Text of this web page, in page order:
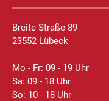
Breite Straße 89
23552 Lübeck
Mo - Fr: 09 - 19 Uhr
Sa: 09 - 18 Uhr
So: 10 - 18 Uhr